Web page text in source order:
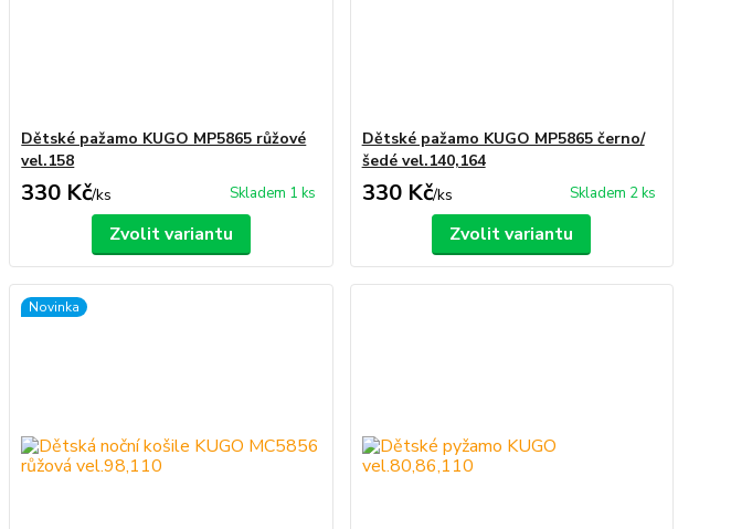
Dětské pažamo KUGO MP5865 růžové
vel.158
330 Kč/ks Skladem 1 ks
Zvolit variantu
Dětské pažamo KUGO MP5865 černo/
šedé vel.140,164
330 Kč/ks Skladem 2 ks
Zvolit variantu
Novinka